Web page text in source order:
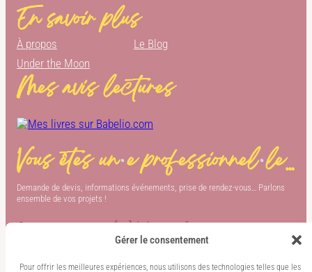
Gérer le consentement
Pour offrir les meilleures expériences, nous utilisons des technologies telles que les
En savoir plus
À propos
Le Blog
Under the Moon
Mes avis lectures
Vous êtes un·e professionnel·le…
Demande de devis, informations événements, prise de rendez-vous… Parlons
ensemble de vos projets !
Contact :carnets[at]delarose.fr